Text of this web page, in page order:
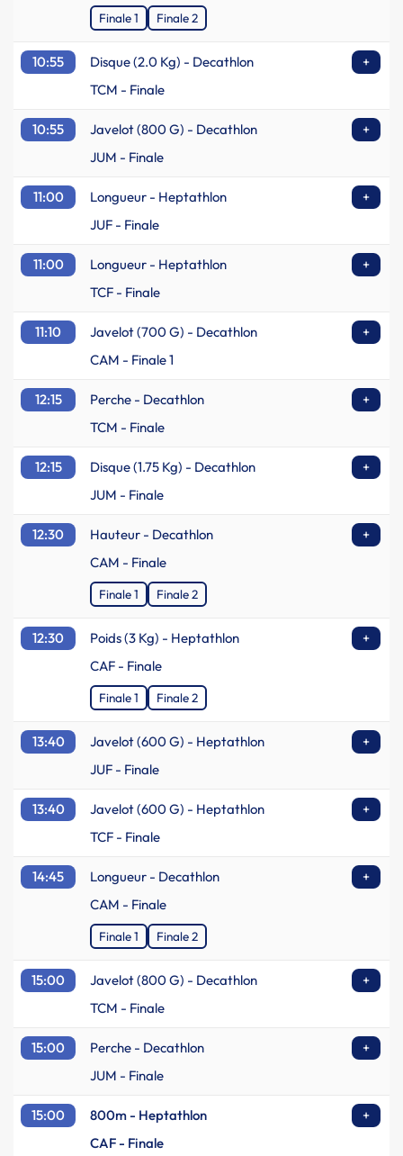
Finale 1 Finale 2
10:55 Disque (2.0 Kg) - Decathlon
+
TCM - Finale
10:55 Javelot (800 G) - Decathlon
+
JUM - Finale
11:00 Longueur - Heptathlon
+
JUF - Finale
11:00 Longueur - Heptathlon
+
TCF - Finale
11:10 Javelot (700 G) - Decathlon
+
CAM - Finale 1
12:15 Perche - Decathlon
+
TCM - Finale
12:15 Disque (1.75 Kg) - Decathlon
+
JUM - Finale
12:30 Hauteur - Decathlon
+
CAM - Finale
Finale 1 Finale 2
12:30 Poids (3 Kg) - Heptathlon
+
CAF - Finale
Finale 1 Finale 2
13:40 Javelot (600 G) - Heptathlon
+
JUF - Finale
13:40 Javelot (600 G) - Heptathlon
+
TCF - Finale
14:45 Longueur - Decathlon
+
CAM - Finale
Finale 1 Finale 2
15:00 Javelot (800 G) - Decathlon
+
TCM - Finale
15:00 Perche - Decathlon
+
JUM - Finale
15:00 800m - Heptathlon
+
CAF - Finale